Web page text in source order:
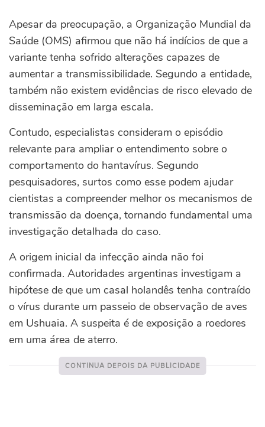
Apesar da preocupação, a Organização Mundial da
Saúde (OMS) afirmou que não há indícios de que a
variante tenha sofrido alterações capazes de
aumentar a transmissibilidade. Segundo a entidade,
também não existem evidências de risco elevado de
disseminação em larga escala.
Contudo, especialistas consideram o episódio
relevante para ampliar o entendimento sobre o
comportamento do hantavírus. Segundo
pesquisadores, surtos como esse podem ajudar
cientistas a compreender melhor os mecanismos de
transmissão da doença, tornando fundamental uma
investigação detalhada do caso.
A origem inicial da infecção ainda não foi
confirmada. Autoridades argentinas investigam a
hipótese de que um casal holandês tenha contraído
o vírus durante um passeio de observação de aves
em Ushuaia. A suspeita é de exposição a roedores
em uma área de aterro.